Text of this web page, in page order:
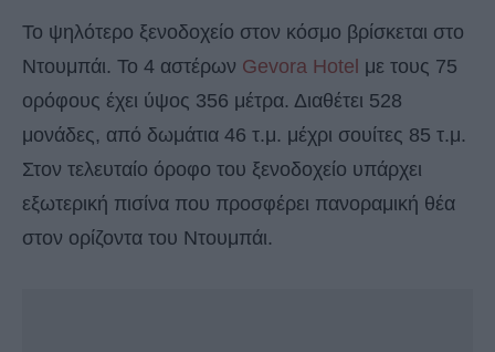
Το ψηλότερο ξενοδοχείο στον κόσμο βρίσκεται στο
Ντουμπάι. Το 4 αστέρων Gevora Hotel με τους 75
ορόφους έχει ύψος 356 μέτρα. Διαθέτει 528
μονάδες, από δωμάτια 46 τ.μ. μέχρι σουίτες 85 τ.μ.
Στον τελευταίο όροφο του ξενοδοχείο υπάρχει
εξωτερική πισίνα που προσφέρει πανοραμική θέα
στον ορίζοντα του Ντουμπάι.